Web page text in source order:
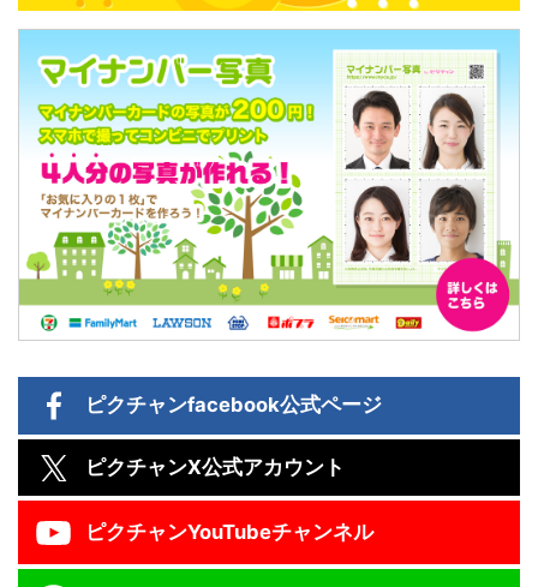
ピクチャンfacebook公式ページ
ピクチャンX公式アカウント
ピクチャンYouTubeチャンネル